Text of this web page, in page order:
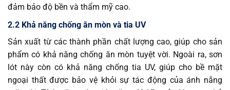
đảm bảo độ bền và thẩm mỹ cao.
2.2 Khả năng chống ăn mòn và tia UV
Sản xuất từ các thành phần chất lượng cao, giúp cho sản
phẩm có khả năng chống ăn mòn tuyệt vời. Ngoài ra, sơn
lót này còn có khả năng chống tia UV, giúp cho bề mặt
ngoại thất được bảo vệ khỏi sự tác động của ánh nắng